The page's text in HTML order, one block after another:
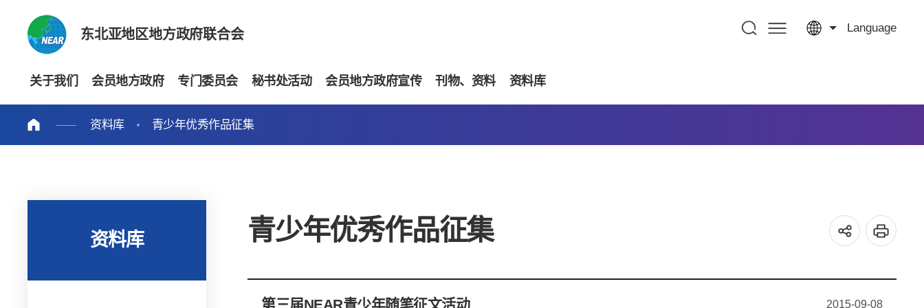
东北亚地区地方政府联合会 Language
关于我们 会员地方政府 专门委员会 秘书处活动 会员地方政府宣传 刊物、资料 资料库
资料库 青少年优秀作品征集
资料库 青少年优秀作品征集
第三届NEAR青少年随笔征文活动 2015-09-08